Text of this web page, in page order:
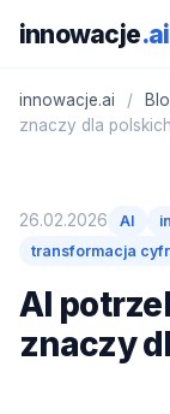
innowacje.ai
innowacje.ai /
znaczy dla
26.02.2026 AI
transformacja
AI
znaczy